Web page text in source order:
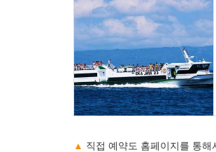
▲ 직접 예약도 홈페이지를 통